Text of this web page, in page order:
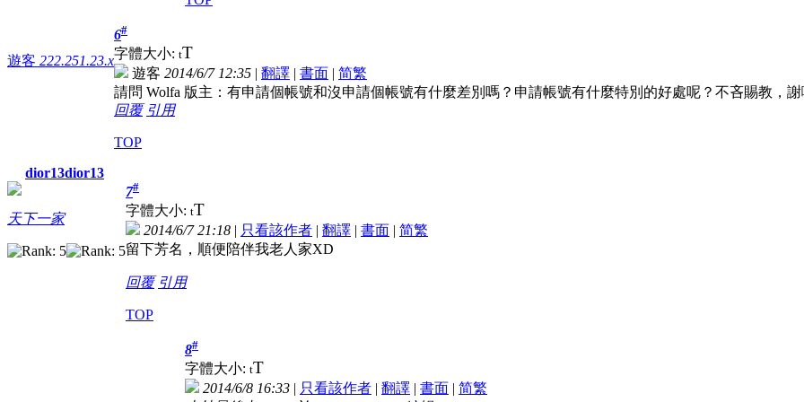
遊客 222.251.23.x
6#
字體大小: tT
遊客 2014/6/7 12:35 | 翻譯 | 書面 | 简繁
請問 Wolfa 版主：有申請個帳號和沒申請個帳號有什麼差別嗎？申請帳號有什麼特別的好處呢？不吝賜教，
回覆 引用
TOP
dior13dior13
天下一家
7#
字體大小: tT
2014/6/7 21:18 | 只看該作者 | 翻譯 | 書面 | 简繁
留下芳名，順便陪伴我老人家XD
回覆 引用
TOP
8#
字體大小: tT
2014/6/8 16:33 | 只看該作者 | 翻譯 | 書面 | 简繁